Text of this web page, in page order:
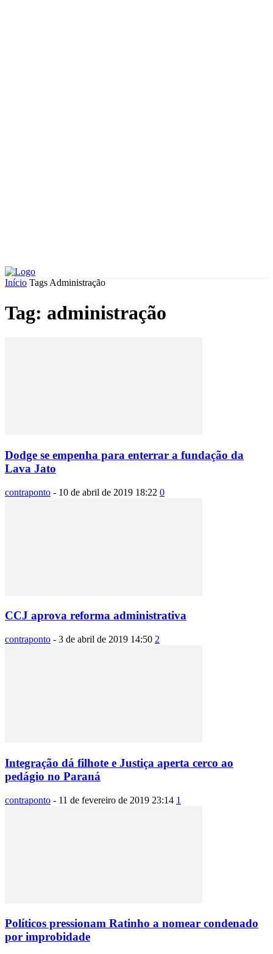
Início Tags Administração
Tag: administração
Dodge se empenha para enterrar a fundação da
Lava Jato
contraponto - 10 de abril de 2019 18:22 0
CCJ aprova reforma administrativa
contraponto - 3 de abril de 2019 14:50 2
Integração dá filhote e Justiça aperta cerco ao
pedágio no Paraná
contraponto - 11 de fevereiro de 2019 23:14 1
Políticos pressionam Ratinho a nomear condenado
por improbidade